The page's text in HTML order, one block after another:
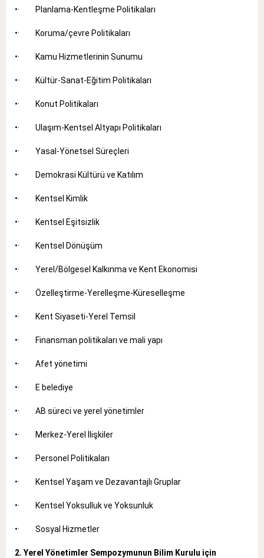
•· Planlama-Kentleşme Politikaları
•· Koruma/çevre Politikaları
•· Kamu Hizmetlerinin Sunumu
•· Kültür-Sanat-Eğitim Politikaları
•· Konut Politikaları
•· Ulaşım-Kentsel Altyapı Politikaları
•· Yasal-Yönetsel Süreçleri
•· Demokrasi Kültürü ve Katılım
•· Kentsel Kimlik
•· Kentsel Eşitsizlik
•· Kentsel Dönüşüm
•· Yerel/Bölgesel Kalkınma ve Kent Ekonomisi
•· Özelleştirme-Yerelleşme-Küreselleşme
•· Kent Siyaseti-Yerel Temsil
•· Finansman politikaları ve mali yapı
•· Afet yönetimi
•· E belediye
•· AB süreci ve yerel yönetimler
•· Merkez-Yerel İlişkiler
•· Personel Politikaları
•· Kentsel Yaşam ve Dezavantajlı Gruplar
•· Kentsel Yoksulluk ve Yoksunluk
•· Sosyal Hizmetler
2. Yerel Yönetimler Sempozymunun Bilim Kurulu için